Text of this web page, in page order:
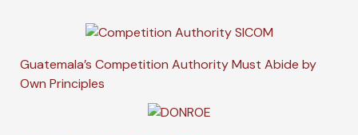
Guatemala’s Competition Authority Must Abide by
Own Principles